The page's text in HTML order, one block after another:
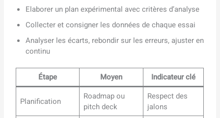
Elaborer un plan expérimental avec critères d’analyse
Collecter et consigner les données de chaque essai
Analyser les écarts, rebondir sur les erreurs, ajuster en
continu
Étape Moyen Indicateur clé
Planification
Roadmap ou
pitch deck
Respect des
jalons